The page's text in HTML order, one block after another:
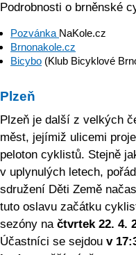
Podrobnosti o brněnské
Pozvánka NaKole.cz
Brnonakole.cz
Bicybo (Klub Bicyklové
Plzeň
Plzeň je další z velkých
měst, jejímiž ulicemi
peloton cyklistů. Stejně
v uplynulých letech,
sdružení Děti Země
tuto oslavu začátku
sezóny na čtvrtek 22. 4.
Účastníci se sejdou v